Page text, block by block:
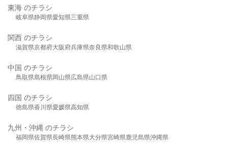
東海 のチラシ
岐阜県静岡県愛知県三重県
関西 のチラシ
滋賀県京都府大阪府兵庫県奈良県和歌山県
中国 のチラシ
鳥取県島根県岡山県広島県山口県
四国 のチラシ
徳島県香川県愛媛県高知県
九州・沖縄 のチラシ
福岡県佐賀県長崎県熊本県大分県宮崎県鹿児島県沖縄県